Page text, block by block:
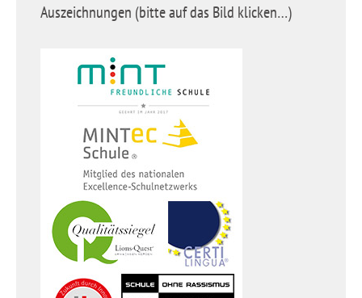
Auszeichnungen (bitte auf das Bild klicken…)